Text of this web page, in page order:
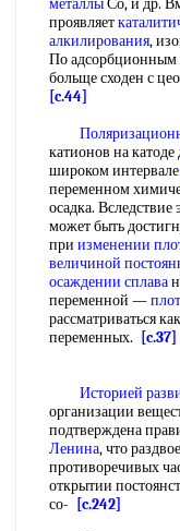
металлыСо, и др.
проявляет
алкилирования,
По адсорбционным
больще сходен с
[c.44]
катионов на
широком интервале
переменном
осадка.
может быть
при изменении
величиной
осаждении сплава
переменной —
рассматриваться
переменных.
[c.37]
Историей
организации
подтверждена
Ленина, что
противоречивых
открытии
со-
[c.242]